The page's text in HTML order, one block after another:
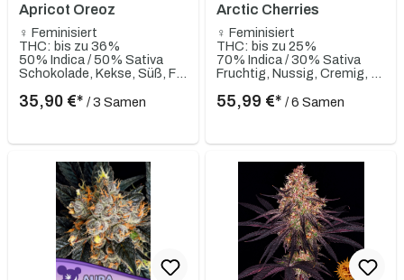
Apricot Oreoz
♀ Feminisiert
THC: bis zu 36%
50% Indica / 50% Sativa
35,90 €* / 3 Samen
Arctic Cherries
♀ Feminisiert
THC: bis zu 25%
70% Indica / 30% Sativa
55,99 €* / 6 Samen